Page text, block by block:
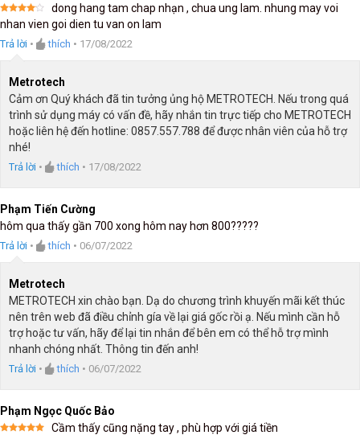
Được
xếp
hạng
5 sao
dong hang tam chap nhạn , chua ung lam. nhung may voi
nhan vien goi dien tu van on lam
Trả lời • thích • 17/08/2022
Metrotech
Cảm ơn Quý khách đã tin tưởng ủng hộ METROTECH. Nếu trong quá
trình sử dụng máy có vấn đề, hãy nhắn tin trực tiếp cho METROTECH
hoặc liên hệ đến hotline: 0857.557.788 để được nhân viên của hỗ trợ
nhé!
Trả lời • thích • 17/08/2022
Phạm Tiến Cường
hôm qua thấy gần 700 xong hôm nay hơn 800?????
Trả lời • thích • 06/07/2022
Metrotech
METROTECH xin chào bạn. Dạ do chương trình khuyến mãi kết thúc
nên trên web đã điều chỉnh gía về lại giá gốc rồi ạ. Nếu mình cần hỗ
trợ hoặc tư vấn, hãy để lại tin nhắn để bên em có thể hỗ trợ mình
nhanh chóng nhất. Thông tin đến anh!
Trả lời • thích • 06/07/2022
Phạm Ngọc Quốc Bảo
Cầm thấy cũng nặng tay , phù hợp với giá tiền